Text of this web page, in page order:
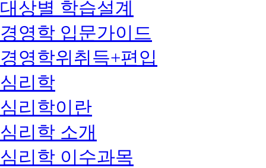
대상별 학습설계
경영학 입문가이드
경영학위취득+편입
심리학
심리학이란
심리학 소개
심리학 이수과목